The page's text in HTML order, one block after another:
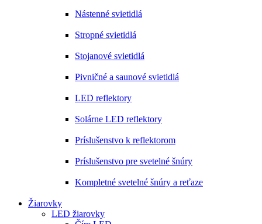
Nástenné svietidlá
Stropné svietidlá
Stojanové svietidlá
Pivničné a saunové svietidlá
LED reflektory
Solárne LED reflektory
Príslušenstvo k reflektorom
Príslušenstvo pre svetelné šnúry
Kompletné svetelné šnúry a reťaze
Žiarovky
LED žiarovky